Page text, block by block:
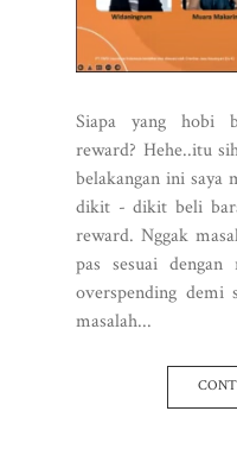
Siapa yang hobi
reward? Hehe..itu
belakangan ini saya
dikit - dikit beli
reward. Nggak
pas sesuai
overspending
masalah...